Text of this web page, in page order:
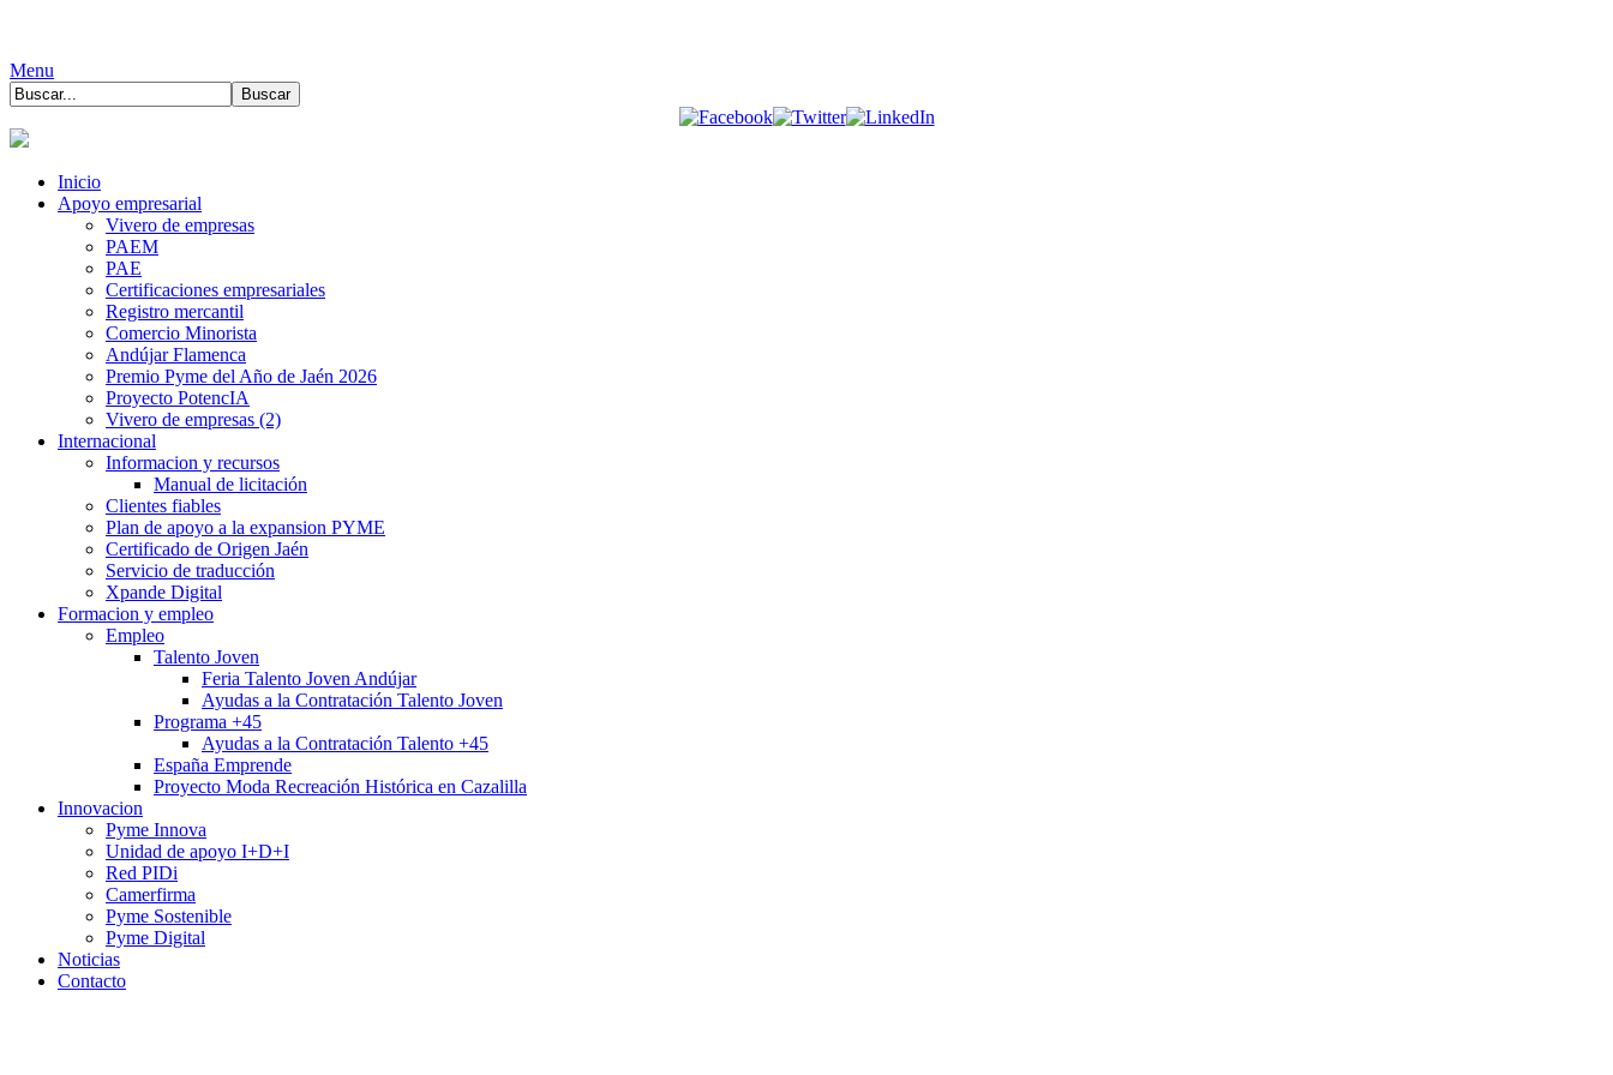
Menu
Inicio
Apoyo empresarial
Vivero de empresas
PAEM
PAE
Certificaciones empresariales
Registro mercantil
Comercio Minorista
Andújar Flamenca
Premio Pyme del Año de Jaén 2026
Proyecto PotencIA
Vivero de empresas (2)
Internacional
Informacion y recursos
Manual de licitación
Clientes fiables
Plan de apoyo a la expansion PYME
Certificado de Origen Jaén
Servicio de traducción
Xpande Digital
Formacion y empleo
Empleo
Talento Joven
Feria Talento Joven Andújar
Ayudas a la Contratación Talento Joven
Programa +45
Ayudas a la Contratación Talento +45
España Emprende
Proyecto Moda Recreación Histórica en Cazalilla
Innovacion
Pyme Innova
Unidad de apoyo I+D+I
Red PIDi
Camerfirma
Pyme Sostenible
Pyme Digital
Noticias
Contacto